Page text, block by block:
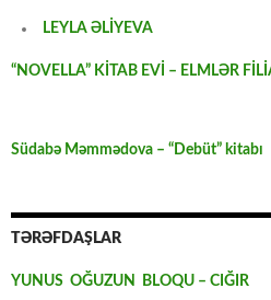
LEYLA ƏLİYEVA
“NOVELLA” KİTAB EVİ – ELMLƏR
Südabə Məmmədova – “Debüt” kitabı
TƏRƏFDAŞLAR
YUNUS OĞUZUN BLOQU – CIĞIR